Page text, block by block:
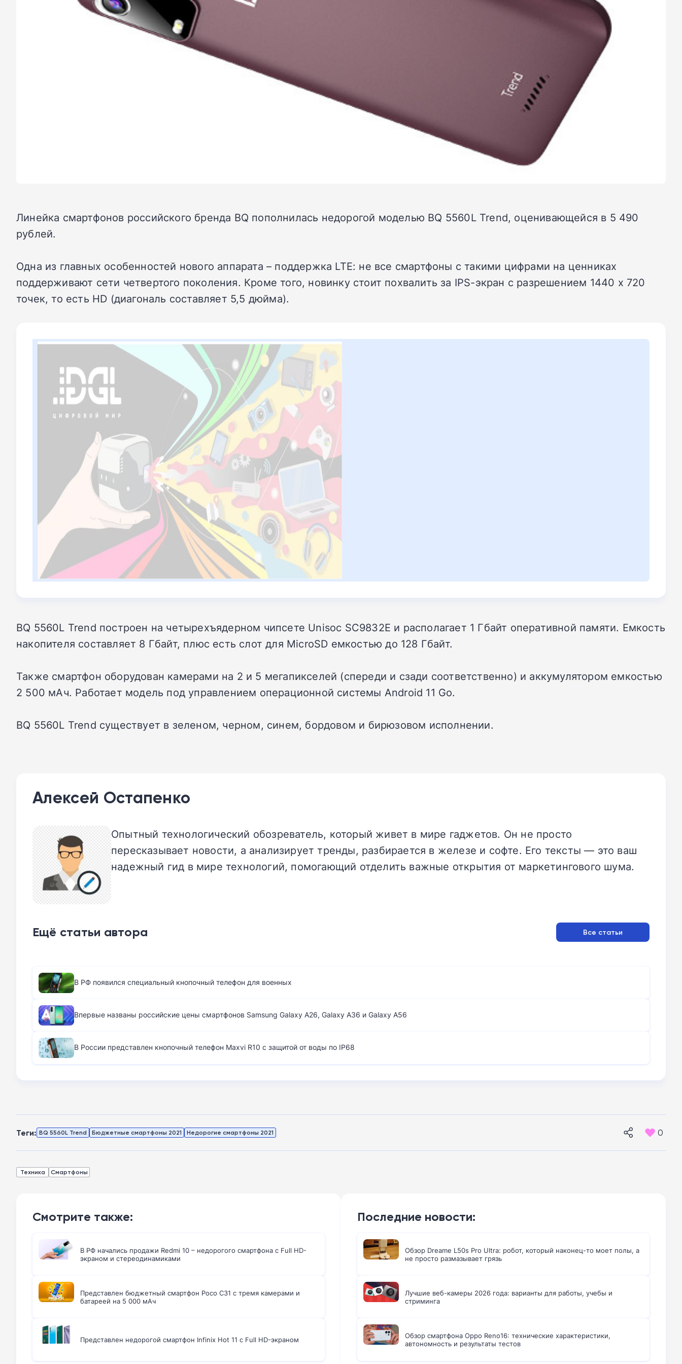
Линейка смартфонов российского бренда BQ пополнилась недорогой моделью BQ 5560L Trend, оценивающейся в 5 490
рублей.
Одна из главных особенностей нового аппарата – поддержка LTE: не все смартфоны с такими цифрами на ценниках
поддерживают сети четвертого поколения. Кроме того, новинку стоит похвалить за IPS-экран с разрешением 1440 х 720
точек, то есть HD (диагональ составляет 5,5 дюйма).
BQ 5560L Trend построен на четырехъядерном чипсете Unisoc SC9832E и располагает 1 Гбайт оперативной памяти. Емкость
накопителя составляет 8 Гбайт, плюс есть слот для MicroSD емкостью до 128 Гбайт.
Также смартфон оборудован камерами на 2 и 5 мегапикселей (спереди и сзади соответственно) и аккумулятором емкостью
2 500 мАч. Работает модель под управлением операционной системы Android 11 Go.
BQ 5560L Trend существует в зеленом, черном, синем, бордовом и бирюзовом исполнении.
Алексей Остапенко
Опытный технологический обозреватель, который живет в мире гаджетов. Он не просто
пересказывает новости, а анализирует тренды, разбирается в железе и софте. Его тексты — это ваш
надежный гид в мире технологий, помогающий отделить важные открытия от маркетингового шума.
Ещё статьи автора Все статьи
В РФ появился специальный кнопочный телефон для военных
Впервые названы российские цены смартфонов Samsung Galaxy A26, Galaxy A36 и Galaxy A56
В России представлен кнопочный телефон Maxvi R10 с защитой от воды по IP68
Теги: BQ 5560L Trend Бюджетные смартфоны 2021 Недорогие смартфоны 2021 0
Техника Смартфоны
Смотрите также:
В РФ начались продажи Redmi 10 – недорогого смартфона с Full HD-
экраном и стереодинамиками
Представлен бюджетный смартфон Poco C31 с тремя камерами и
батареей на 5 000 мАч
Представлен недорогой смартфон Infinix Hot 11 с Full HD-экраном
Последние новости:
Обзор Dreame L50s Pro Ultra: робот, который наконец-то моет полы, а
не просто размазывает грязь
Лучшие веб-камеры 2026 года: варианты для работы, учебы и
стриминга
Обзор смартфона Oppo Reno16: технические характеристики,
автономность и результаты тестов